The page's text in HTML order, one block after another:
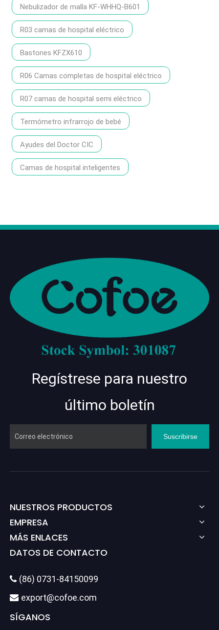
Nebulizador de malla KF-WHHQ-B601
R03 camas de hospital eléctrico
Bastones KFZX610
R06 Camas completas de hospital eléctrico
R07 camas de hospital semi eléctrico
Termómetro infrarrojo de bebé
Ayudes del Doctor CIC
Camas de hospital inteligentes
Regístrese para nuestro
último boletín
Suscribirse
NUESTROS PRODUCTOS
EMPRESA
MÁS ENLACES
DATOS DE CONTACTO
 (86) 0731-84150099
 export@cofoe.com
SÍGANOS